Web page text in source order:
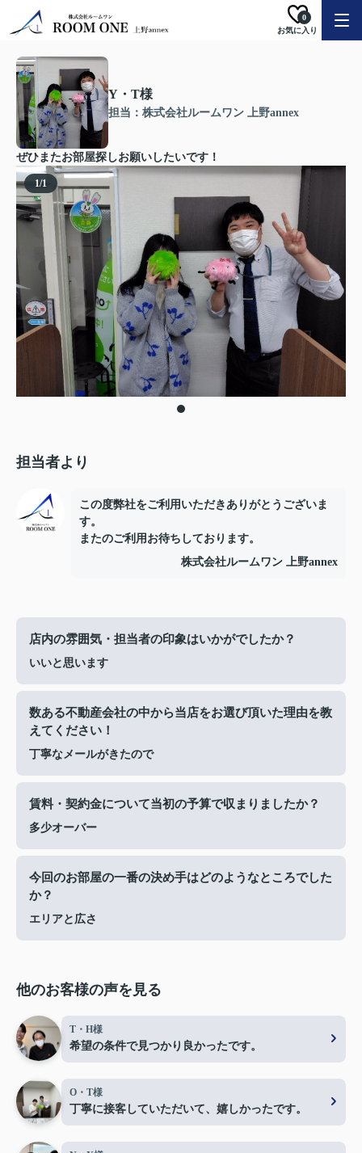
お気に入り
0
Y・T様
担当：株式会社ルームワン 上野annex
ぜひまたお部屋探しお願いしたいです！
1/1
担当者より
この度弊社をご利用いただきありがとうございま
す。
またのご利用お待ちしております。
株式会社ルームワン 上野annex
店内の雰囲気・担当者の印象はいかがでしたか？
いいと思います
数ある不動産会社の中から当店をお選び頂いた理由を教
えてください！
丁寧なメールがきたので
賃料・契約金について当初の予算で収まりましたか？
多少オーバー
今回のお部屋の一番の決め手はどのようなところでした
か？
エリアと広さ
他のお客様の声を見る
T・H様
希望の条件で見つかり良かったです。
O・T様
丁寧に接客していただいて、嬉しかったです。